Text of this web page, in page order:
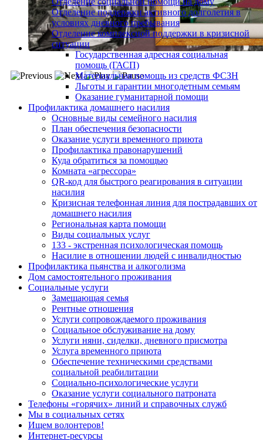
Отделение поддержки активного долголетия в
условиях дневного пребывания
Отделение комплексной поддержки в кризисной
ситуации
Государственная адресная социальная
помощь (ГАСП)
Материальная помощь из средств ФСЗН
Льготы и гарантии многодетным семьям
Оказание гуманитарной помощи
Профилактика домашнего насилия
Основные виды семейного насилия
План обеспечения безопасности
Оказание услуги временного приюта
Профилактика правонарушений
Куда обратиться за помощью
Комната «агрессора»
QR-код для быстрого реагирования в ситуации
насилия
Кризисная телефонная линия для пострадавших от
домашнего насилия
Региональная карта помощи
Виды социальных услуг
133 - экстренная психологическая помощь
Насилие в отношении людей с инвалидностью
Профилактика пьянства и алкоголизма
Дом самостоятельного проживания
Социальные услуги
Замещающая семья
Рентные отношения
Услуги сопровождаемого проживания
Социальное обслуживание на дому
Услуги няни, сиделки, дневного присмотра
Услуга временного приюта
Обеспечение техническими средствами
социальной реабилитации
Социально-психологические услуги
Оказание услуги социального патроната
Телефоны «горячих» линий и справочных служб
Мы в социальных сетях
Ищем волонтеров!
Интернет-ресурсы